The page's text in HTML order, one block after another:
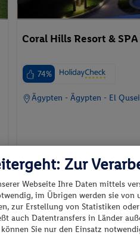
Coral Hills Resort & SPA
74%
Ägypten - Ägypten - El
Standard Zimmer Meerblick
Inkl. Flug,Frühstück , Transfer
Zur
Webseite Ihre Daten mittels
im Übrigen werden sie
zur Erstellung von Statistiken
auch Datentransfers in Länder
Sie nur den Einsatz